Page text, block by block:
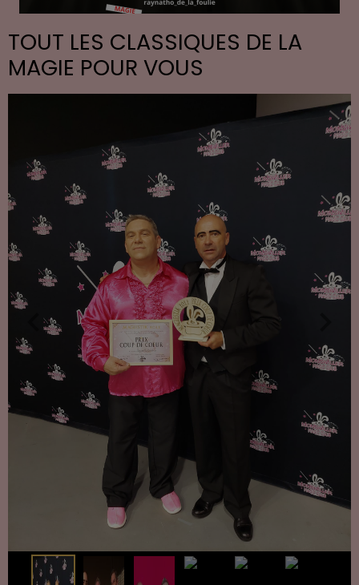
TOUT LES CLASSIQUES DE LA
MAGIE POUR VOUS